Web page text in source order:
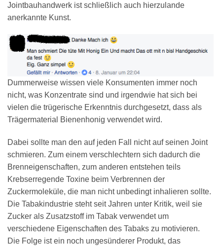
Jointbauhandwerk ist schließlich auch hierzulande
anerkannte Kunst.
Dummerweise wissen viele Konsumenten immer noch
nicht, was Konzentrate sind und irgendwie hat sich bei
vielen die trügerische Erkenntnis durchgesetzt, dass als
Trägermaterial Bienenhonig verwendet wird.
Dabei sollte man den auf jeden Fall nicht auf seinen Joint
schmieren. Zum einem verschlechtern sich dadurch die
Brenneigenschaften, zum anderen entstehen teils
Krebserregende Toxine beim Verbrennen der
Zuckermoleküle, die man nicht unbedingt inhalieren sollte.
Die Tabakindustrie steht seit Jahren unter Kritik, weil sie
Zucker als Zusatzstoff im Tabak verwendet um
verschiedene Eigenschaften des Tabaks zu motivieren.
Die Folge ist ein noch ungesünderer Produkt, das